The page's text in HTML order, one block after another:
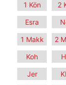
1 Kön 2
Esra
1 Makk 2
Koh
Jer